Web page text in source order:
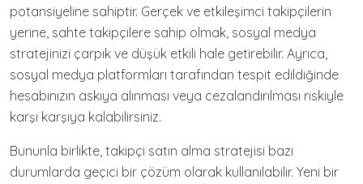
potansiyeline sahiptir. Gerçek ve etkileşimci takipçilerin
yerine, sahte takipçilere sahip olmak, sosyal medya
stratejinizi çarpık ve düşük etkili hale getirebilir. Ayrıca,
sosyal medya platformları tarafından tespit edildiğinde
hesabınızın askıya alınması veya cezalandırılması riskiyle
karşı karşıya kalabilirsiniz.
Bununla birlikte, takipçi satın alma stratejisi bazı
durumlarda geçici bir çözüm olarak kullanılabilir. Yeni bir